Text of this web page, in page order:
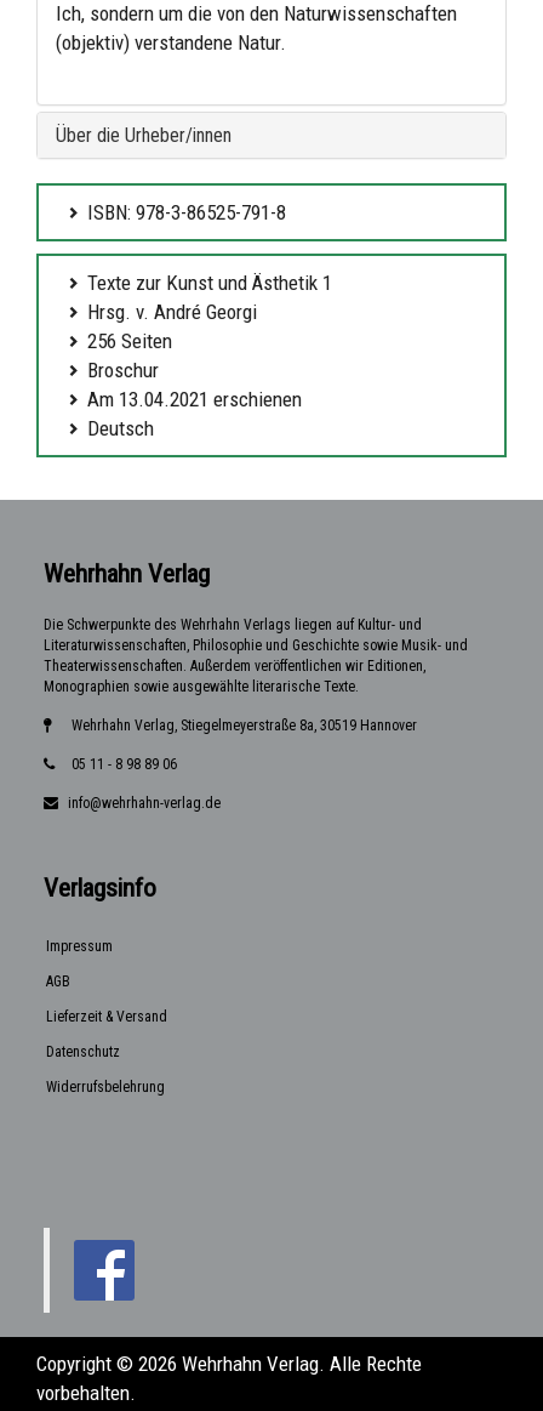
Ich, sondern um die von den Naturwissenschaften
(objektiv) verstandene Natur.
Über die Urheber/innen
ISBN: 978-3-86525-791-8
Texte zur Kunst und Ästhetik 1
Hrsg. v. André Georgi
256 Seiten
Broschur
Am 13.04.2021 erschienen
Deutsch
Wehrhahn Verlag
Die Schwerpunkte des Wehrhahn Verlags liegen auf Kultur- und
Literaturwissenschaften, Philosophie und Geschichte sowie Musik- und
Theaterwissenschaften. Außerdem veröffentlichen wir Editionen,
Monographien sowie ausgewählte literarische Texte.
Wehrhahn Verlag, Stiegelmeyerstraße 8a, 30519 Hannover
05 11 - 8 98 89 06
info@wehrhahn-verlag.de
Verlagsinfo
Impressum
AGB
Lieferzeit & Versand
Datenschutz
Widerrufsbelehrung
Copyright © 2026 Wehrhahn Verlag. Alle Rechte
vorbehalten.